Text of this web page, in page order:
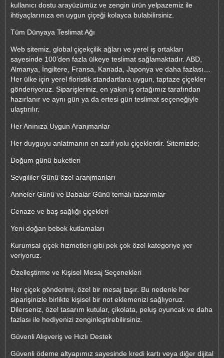
kullanıcı dostu arayüzümüz ve zengin ürün yelpazemiz ile
ihtiyaçlarınıza en uygun çiçeği kolayca bulabilirsiniz.
Tüm Dünyaya Teslimat Ağı
Web sitemiz, global çiçekçilik ağları ve yerel iş ortakları
sayesinde 100’den fazla ülkeye teslimat sağlamaktadır. ABD,
Almanya, İngiltere, Fransa, Kanada, Japonya ve daha fazlası…
Her ülke için yerel floristik standartlara uygun, taptaze çiçekler
gönderiyoruz. Siparişleriniz, en yakın iş ortağımız tarafından
hazırlanır ve aynı gün ya da ertesi gün teslimat seçeneğiyle
ulaştırılır.
Her Anınıza Uygun Aranjmanlar
Her duyguyu anlatmanın en zarif yolu çiçeklerdir. Sitemizde;
Doğum günü buketleri
Sevgililer Günü özel aranjmanları
Anneler Günü ve Babalar Günü temalı tasarımlar
Cenaze ve baş sağlığı çiçekleri
Yeni doğan bebek kutlamaları
Kurumsal çiçek hizmetleri gibi pek çok özel kategoriye yer
veriyoruz.
Özelleştirme ve Kişisel Mesaj Seçenekleri
Her çiçek gönderimi, özel bir mesaj taşır. Bu nedenle her
siparişinizle birlikte kişisel bir not eklemenizi sağlıyoruz.
Dilerseniz, özel tasarım kutular, çikolata, peluş oyuncak ve daha
fazlası ile hediyenizi zenginleştirebilirsiniz.
Güvenli Alışveriş ve Hızlı Destek
Güvenli ödeme altyapımız sayesinde kredi kartı veya diğer dijital